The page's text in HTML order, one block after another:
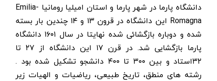
دانشگاه پارما در شهر پارما و استان امیلیا رومانیا Emilia-
Romagna این دانشگاه در قرون ۱۳ و ۱۴ چندین بار بسته
شده و دوباره بازگشائی شده نهایتا در سال ۱۶۰۱ دانشگاه
پارما بازگشایی شد.
در قرن ۱۷ این دانشگاه از ۲۷ تا
۳۲استاد و بین ۳۰۰ تا ۴۰۰ دانشجو تشکیل شده بود .
رشته های منطق، تاریخ طبیعی، ریاضیات و الهیات زیر